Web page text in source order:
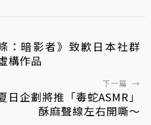
：暗影者》致歉日本社群
構作品
下一篇 →
日企劃將推「毒蛇ASMR」
酥麻聲線左右開嘶～